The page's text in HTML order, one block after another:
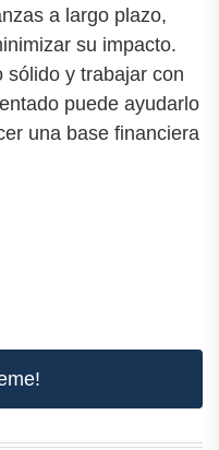
a largo plazo,
su impacto.
sólido y trabajar con
puede ayudarlo
una base financiera